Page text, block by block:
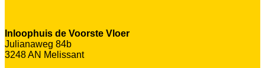
Inloophuis de Voorste Vloer
Julianaweg 84b
3248 AN Melissant